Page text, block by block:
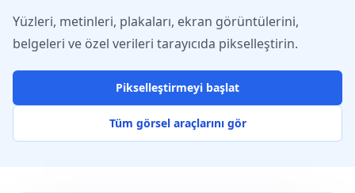
Yüzleri, metinleri, plakaları, ekran görüntülerini,
belgeleri ve özel verileri tarayıcıda pikselleştirin.
Pikselleştirmeyi başlat
Tüm görsel araçlarını gör